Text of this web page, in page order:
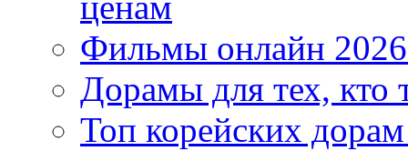
Фильмы онлайн
Дорамы для тех, кто
Топ корейских